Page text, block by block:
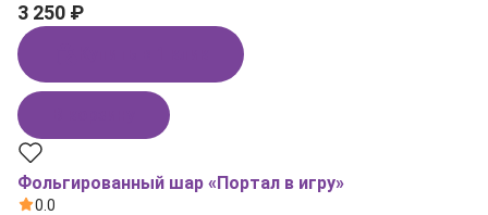
3 250 ₽
Фольгированный шар «Портал в игру»
0.0